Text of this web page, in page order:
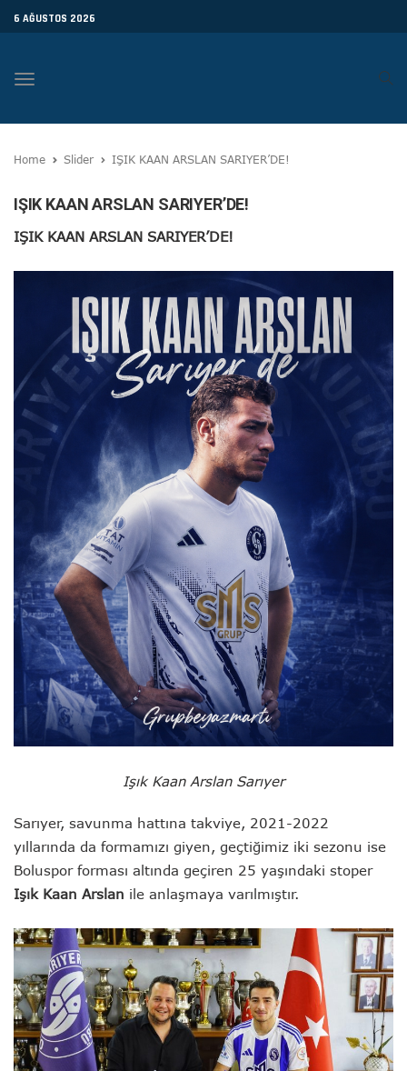
6 AĞUSTOS 2026
Toggle
Home Slider IŞIK KAAN ARSLAN SARIYER’DE!
IŞIK KAAN ARSLAN SARIYER’DE!
IŞIK KAAN ARSLAN SARIYER’DE!
Işık Kaan Arslan Sarıyer
Sarıyer, savunma hattına takviye, 2021-2022
yıllarında da formamızı giyen, geçtiğimiz iki sezonu ise
Boluspor forması altında geçiren 25 yaşındaki stoper
Işık Kaan Arslan ile anlaşmaya varılmıştır.